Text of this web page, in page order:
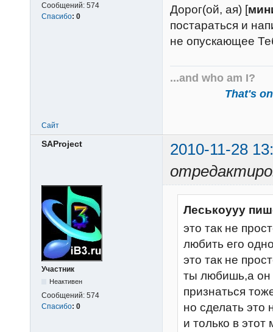
Сообщений: 574
Спасибо: 0
Дорог(ой, ая) [
постараться и
не опускающее
...and who am I?
That's
Сайт
SAProject
2010-11-28
Участник
Неактивен
Сообщений: 574
Спасибо: 0
Леськоууу
это так не
любить его
это так не
ты любишь,а он
признаться
но сделать это
и только в этот